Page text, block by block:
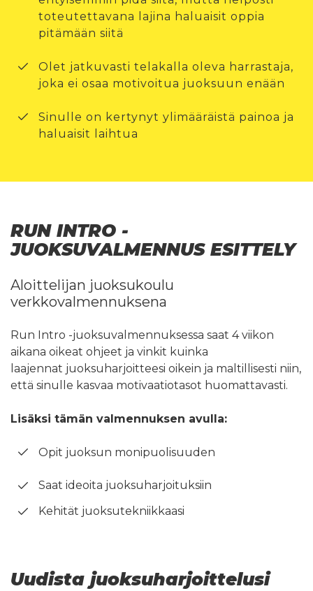
toteutettavana lajina haluaisit oppia
pitämään siitä
Olet jatkuvasti telakalla oleva harrastaja,
joka ei osaa motivoitua juoksuun enään
Sinulle on kertynyt ylimääräistä painoa ja
haluaisit laihtua
RUN INTRO -
JUOKSUVALMENNUS ESITTELY
Aloittelijan juoksukoulu
verkkovalmennuksena
Run Intro -juoksuvalmennuksessa saat 4 viikon
aikana oikeat ohjeet ja vinkit kuinka
laajennat juoksuharjoitteesi oikein ja maltillisesti niin,
että sinulle kasvaa motivaatiotasot huomattavasti.
Lisäksi tämän valmennuksen avulla:
Opit juoksun monipuolisuuden
Saat ideoita juoksuharjoituksiin
Kehität juoksutekniikkaasi
Uudista juoksuharjoittelusi